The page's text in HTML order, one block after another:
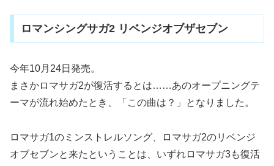
ロマンシングサガ2 リベンジオブザセブン
今年10月24日発売。
まさかロマサガ2が復活するとは……あのオープニングテ
ーマが流れ始めたとき、「この曲は？」となりました。
ロマサガ1のミンストレルソング、ロマサガ2のリベンジ
オブセブンと来たということは、いずれロマサガ3も復活